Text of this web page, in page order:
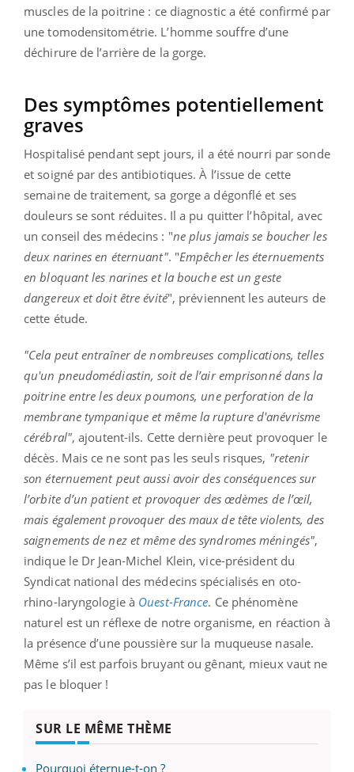
muscles de la poitrine : ce diagnostic a été confirmé par
une tomodensitométrie. L’homme souffre d’une
déchirure de l’arrière de la gorge.
Des symptômes potentiellement
graves
Hospitalisé pendant sept jours, il a été nourri par sonde
et soigné par des antibiotiques. À l’issue de cette
semaine de traitement, sa gorge a dégonflé et ses
douleurs se sont réduites. Il a pu quitter l’hôpital, avec
un conseil des médecins : "ne plus jamais se boucher les
deux narines en éternuant". "Empêcher les éternuements
en bloquant les narines et la bouche est un geste
dangereux et doit être évité", préviennent les auteurs de
cette étude.
"Cela peut entraîner de nombreuses complications, telles
qu'un pneudomédiastin, soit de l’air emprisonné dans la
poitrine entre les deux poumons, une perforation de la
membrane tympanique et même la rupture d'anévrisme
cérébral", ajoutent-ils. Cette dernière peut provoquer le
décès. Mais ce ne sont pas les seuls risques, "retenir
son éternuement peut aussi avoir des conséquences sur
l’orbite d’un patient et provoquer des œdèmes de l’œil,
mais également provoquer des maux de tête violents, des
saignements de nez et même des syndromes méningés",
indique le Dr Jean-Michel Klein, vice-président du
Syndicat national des médecins spécialisés en oto-
rhino-laryngologie à Ouest-France. Ce phénomène
naturel est un réflexe de notre organisme, en réaction à
la présence d’une poussière sur la muqueuse nasale.
Même s’il est parfois bruyant ou gênant, mieux vaut ne
pas le bloquer !
SUR LE MÊME THÈME
Pourquoi éternue-t-on ?